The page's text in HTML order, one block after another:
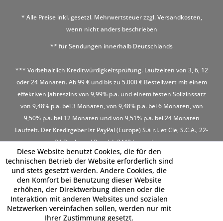
* Alle Preise inkl. gesetzl. Mehrwertsteuer zzgl.Versandkosten,
wenn nicht anders beschrieben
** für Sendungen innerhalb Deutschlands
*** Vorbehaltlich Kreditwürdigkeitsprüfung. Laufzeiten von 3, 6, 12
oder 24 Monaten. Ab 99 € und bis zu 5.000 € Bestellwert mit einem
effektiven Jahreszins von 9,99% p.a. und einem festen Sollzinssatz
von 9,48% p.a. bei 3 Monaten, von 9,48% p.a. bei 6 Monaten, von
9,50% p.a. bei 12 Monaten und von 9,51% p.a. bei 24 Monaten
Laufzeit. Der Kreditgeber ist PayPal (Europe) S.à r.l. et Cie, S.C.A., 22-
24 Boulevard Royal, L-2449 Luxembourg
Diese Website benutzt Cookies, die für den
technischen Betrieb der Website erforderlich sind
und stets gesetzt werden. Andere Cookies, die
den Komfort bei Benutzung dieser Website
erhöhen, der Direktwerbung dienen oder die
Interaktion mit anderen Websites und sozialen
Netzwerken vereinfachen sollen, werden nur mit
Ihrer Zustimmung gesetzt.